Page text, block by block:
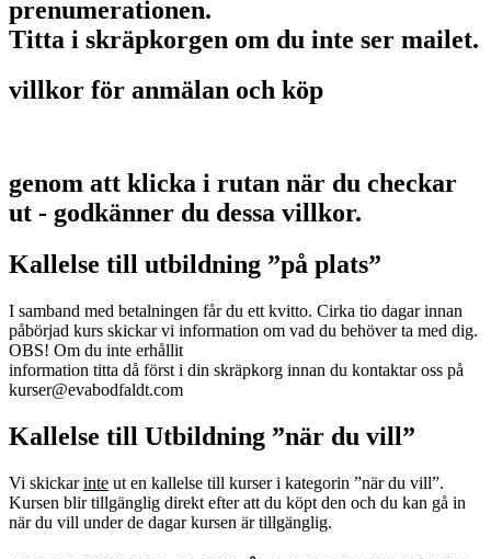
prenumerationen.
Titta i skräpkorgen om du inte ser mailet.
villkor för anmälan och köp
genom att klicka i rutan när du checkar
ut - godkänner du dessa villkor.
Kallelse till utbildning ”på plats”
I samband med betalningen får du ett kvitto. Cirka tio dagar innan
påbörjad kurs skickar vi information om vad du behöver ta med dig.
OBS! Om du inte erhållit
information titta då först i din skräpkorg innan du kontaktar oss på
kurser@evabodfaldt.com
Kallelse till Utbildning ”när du vill”
Vi skickarinte ut en kallelse till kurser i kategorin ”när du vill”.
Kursen blir tillgänglig direkt efter att du köpt den och du kan gå in
när du vill under de dagar kursen är tillgänglig.